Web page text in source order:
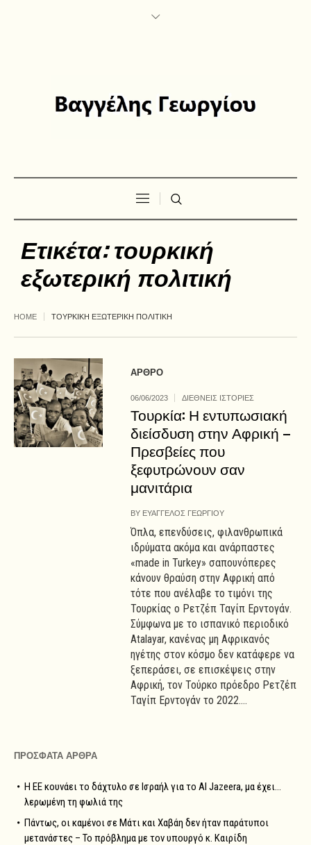
Ετικέτα:τουρκική
εξωτερική πολιτική
HOME ΤΟΥΡΚΙΚΗ ΕΞΩΤΕΡΙΚΗ ΠΟΛΙΤΙΚΗ
ΑΡΘΡΟ
06/06/2023 ΔΙΕΘΝΕΙΣ ΙΣΤΟΡΙΕΣ
Τουρκία: Η εντυπωσιακή
διείσδυση στην Αφρική –
Πρεσβείες που
ξεφυτρώνουν σαν
μανιτάρια
BY ΕΥΑΓΓΕΛΟΣ ΓΕΩΡΓΙΟΥ
Όπλα, επενδύσεις, φιλανθρωπικά
ιδρύματα ακόμα και ανάρπαστες
«made in Turkey» σαπουνόπερες
κάνουν θραύση στην Αφρική από
τότε που ανέλαβε το τιμόνι της
Τουρκίας ο Ρετζέπ Ταγίπ Ερντογάν.
Σύμφωνα με το ισπανικό περιοδικό
Atalayar, κανένας μη Αφρικανός
ηγέτης στον κόσμο δεν κατάφερε να
ξεπεράσει, σε επισκέψεις στην
Αφρική, τον Τούρκο πρόεδρο Ρετζέπ
Ταγίπ Ερντογάν το 2022....
ΠΡΟΣΦΑΤΑ ΑΡΘΡΑ
Η ΕΕ κουνάει το δάχτυλο σε Ισραήλ για το Al Jazeera, μα έχει…
λερωμένη τη φωλιά της
Πάντως, οι καμένοι σε Μάτι και Χαβάη δεν ήταν παράτυποι
μετανάστες – Το πρόβλημα με τον υπουργό κ. Καιρίδη